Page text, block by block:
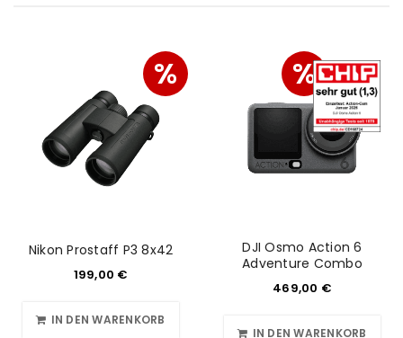
%
Nikon Prostaff P3 8x42
199,00 €
IN DEN WARENKORB
%
DJI Osmo Action 6
Adventure Combo
469,00 €
IN DEN WARENKORB